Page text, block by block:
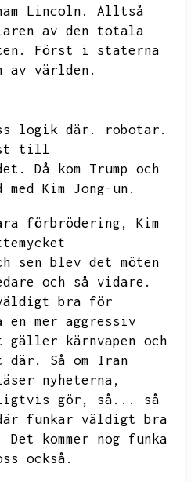
Lincoln.
Alltså
av den totala
Först i staterna
av världen.
logik där.
robotar.
till
Då kom Trump och
Kim Jong-un.
förbrödering,
Kim
sen blev det möten
och så vidare.
bra för
mer aggressiv
gäller kärnvapen och
där.
Så om Iran
nyheterna,
gör,
så...
så
funkar väldigt bra
Det kommer nog funka
också.